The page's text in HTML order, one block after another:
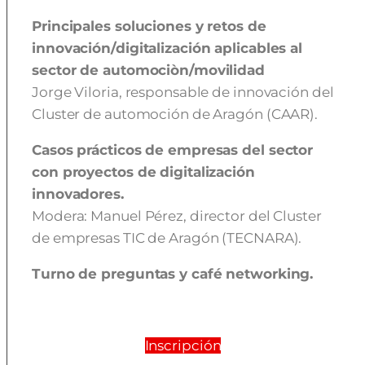
Principales soluciones y retos de
innovación/digitalización aplicables al
sector de automociòn/movilidad
Jorge Viloria, responsable de innovación del
Cluster de automoción de Aragón (CAAR).
Casos prácticos de empresas del sector
con proyectos de digitalización
innovadores.
Modera: Manuel Pérez, director del Cluster
de empresas TIC de Aragón (TECNARA).
Turno de preguntas y café networking.
Inscripción